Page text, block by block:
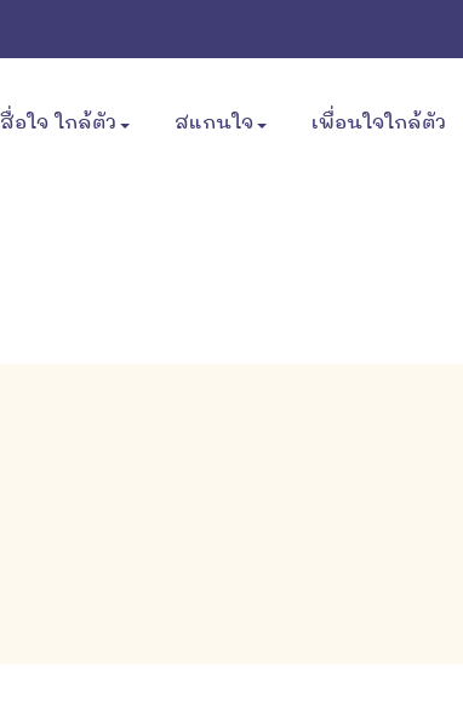
สื่อใจ ใกล้ตัว สแกนใจ เพื่อนใจใกล้ตัว